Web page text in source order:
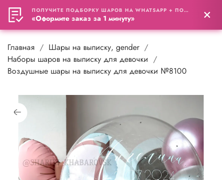
0
Главная
Шары на выписку, gender
Наборы шаров на выписку для девочки
Воздушные шары на выписку для девочки №8100
ПОЛУЧИТЕ ПОДБОРКУ ШАРОВ НА WHATSAPP + ПОДАРОК
«Оформите заказ за 1 минуту»